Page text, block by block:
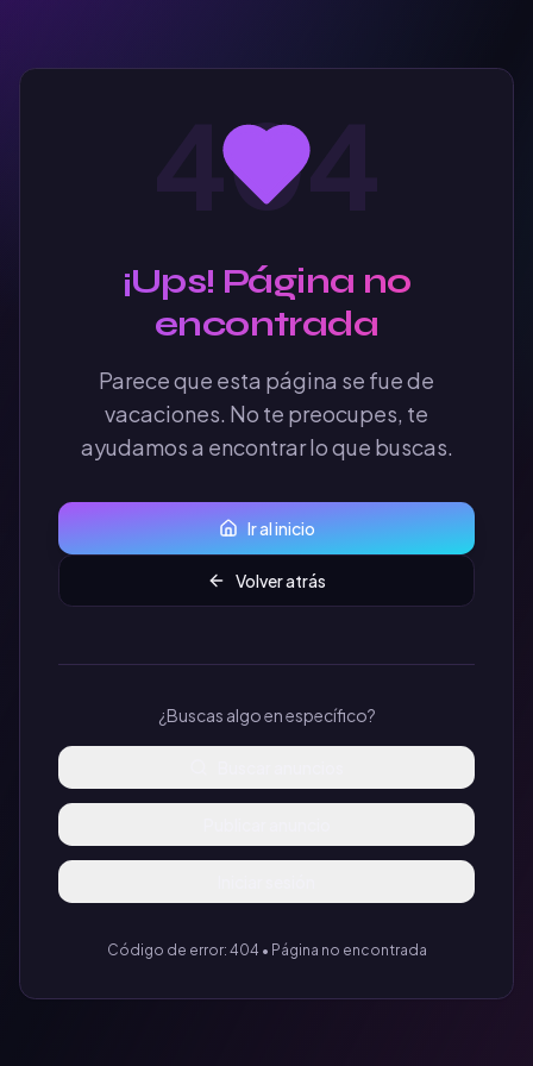
404
¡Ups! Página no
encontrada
Parece que esta página se fue de
vacaciones. No te preocupes, te
ayudamos a encontrar lo que buscas.
Ir al inicio
Volver atrás
¿Buscas algo en específico?
Código de error: 404 • Página no encontrada